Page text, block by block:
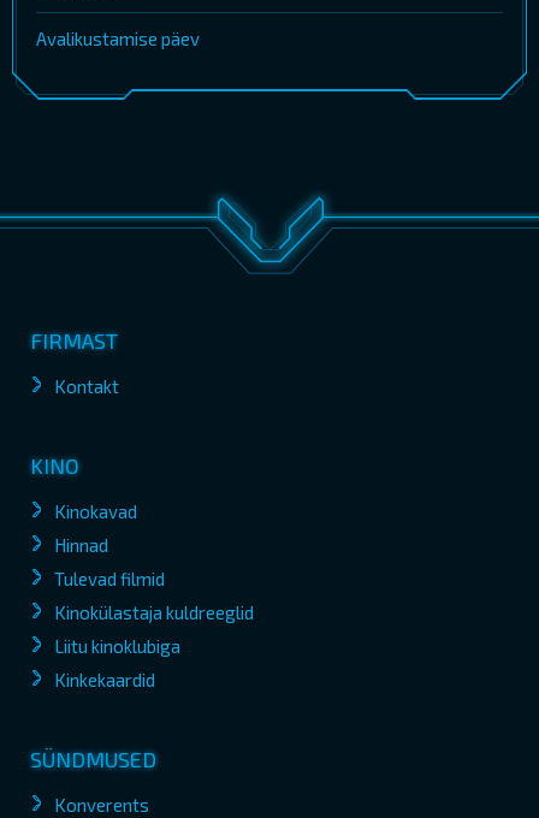
Avalikustamise päev
FIRMAST
Kontakt
KINO
Kinokavad
Hinnad
Tulevad filmid
Kinokülastaja kuldreeglid
Liitu kinoklubiga
Kinkekaardid
SÜNDMUSED
Konverents